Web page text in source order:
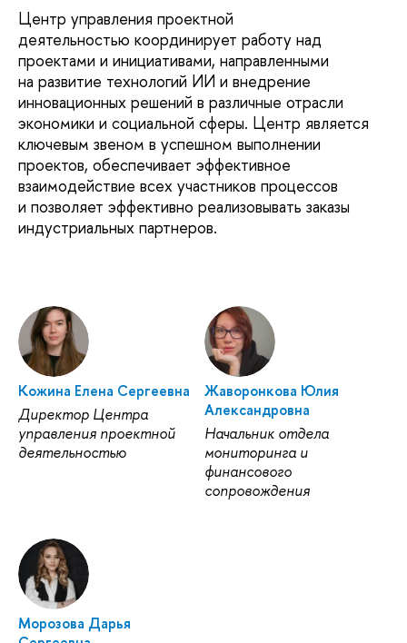
Центр управления проектной
деятельностью координирует работу над
проектами и инициативами, направленными
на развитие технологий ИИ и внедрение
инновационных решений в различные отрасли
экономики и социальной сферы. Центр является
ключевым звеном в успешном выполнении
проектов, обеспечивает эффективное
взаимодействие всех участников процессов
и позволяет эффективно реализовывать заказы
индустриальных партнеров.
Кожина Елена Сергеевна
Директор Центра
управления проектной
деятельностью
Жаворонкова Юлия
Александровна
Начальник отдела
мониторинга и
финансового
сопровождения
Морозова Дарья